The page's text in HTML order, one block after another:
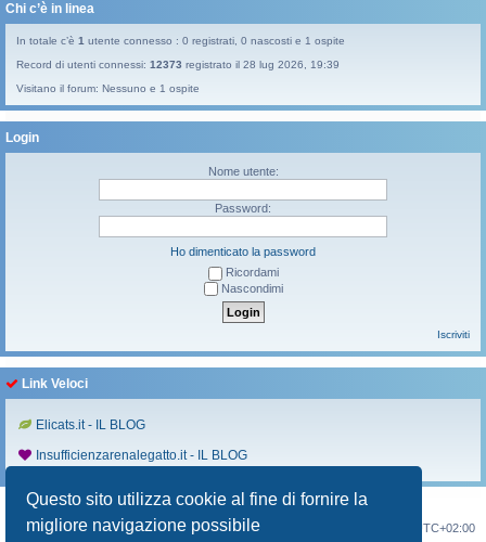
Questo sito utilizza cookie al fine di fornire la
migliore navigazione possibile
Chi c’è in linea
In totale c’è 1 utente connesso : 0 registrati, 0 nascosti e 1 ospite
Record di utenti connessi: 12373 registrato il 28 lug 2026, 19:39
Visitano il forum: Nessuno e 1 ospite
Login
Nome utente:
Password:
Ho dimenticato la password
Ricordami
Nascondimi
Iscriviti
Link Veloci
Elicats.it - IL BLOG
Insufficienzarenalegatto.it - IL BLOG
Indice UTC+02:00
Cancella cookie
Contattaci